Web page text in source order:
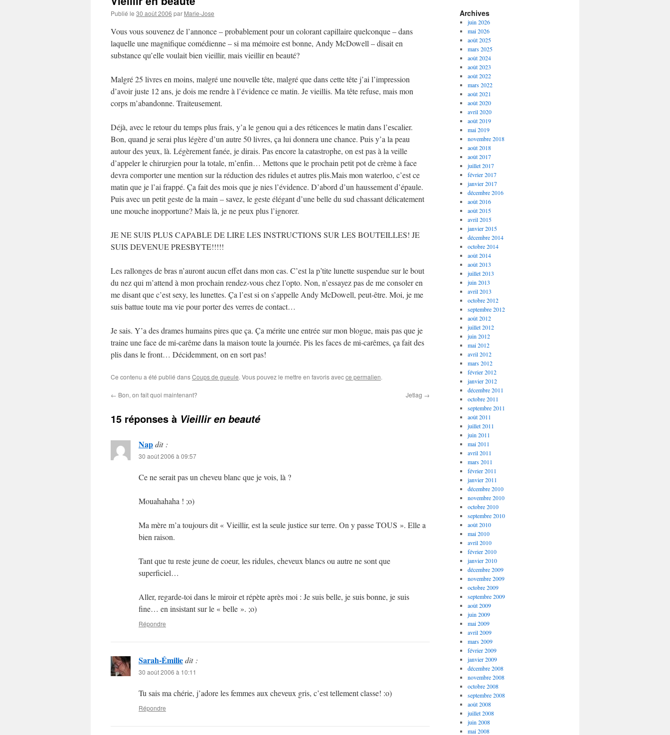
Publié le 30 août 2006 par Marie-Jose
Vous vous souvenez de l’annonce – probablement pour un colorant capillaire quelconque – dans
laquelle une magnifique comédienne – si ma mémoire est bonne, Andy McDowell – disait en
substance qu’elle voulait bien vieillir, mais vieillir en beauté?
Malgré 25 livres en moins, malgré une nouvelle tête, malgré que dans cette tête j’ai l’impression
d’avoir juste 12 ans, je dois me rendre à l’évidence ce matin. Je vieillis. Ma tête refuse, mais mon
corps m’abandonne. Traiteusement.
Déjà, avec le retour du temps plus frais, y’a le genou qui a des réticences le matin dans l’escalier.
Bon, quand je serai plus légère d’un autre 50 livres, ça lui donnera une chance. Puis y’a la peau
autour des yeux, là. Légèrement fanée, je dirais. Pas encore la catastrophe, on est pas à la veille
d’appeler le chirurgien pour la totale, m’enfin… Mettons que le prochain petit pot de crème à face
devra comporter une mention sur la réduction des ridules et autres plis.Mais mon waterloo, c’est ce
matin que je l’ai frappé. Ça fait des mois que je nies l’évidence. D’abord d’un haussement d’épaule.
Puis avec un petit geste de la main – savez, le geste élégant d’une belle du sud chassant délicatement
une mouche inopportune? Mais là, je ne peux plus l’ignorer.
JE NE SUIS PLUS CAPABLE DE LIRE LES INSTRUCTIONS SUR LES BOUTEILLES! JE
SUIS DEVENUE PRESBYTE!!!!!
Les rallonges de bras n’auront aucun effet dans mon cas. C’est la p’tite lunette suspendue sur le bout
du nez qui m’attend à mon prochain rendez-vous chez l’opto. Non, n’essayez pas de me consoler en
me disant que c’est sexy, les lunettes. Ça l’est si on s’appelle Andy McDowell, peut-être. Moi, je me
suis battue toute ma vie pour porter des verres de contact…
Je sais. Y’a des drames humains pires que ça. Ça mérite une entrée sur mon blogue, mais pas que je
traine une face de mi-carême dans la maison toute la journée. Pis les faces de mi-carêmes, ça fait des
plis dans le front… Décidemment, on en sort pas!
Ce contenu a été publié dansCoups de gueule. Vous pouvez le mettre en favoris avecce permalien.
← Bon, on fait quoi maintenant? Jetlag →
15 réponses à Vieillir en beauté
Napdit :
30 août 2006 à 09:57
Ce ne serait pas un cheveu blanc que je vois, là ?
Mouahahaha ! ;o)
Ma mère m’a toujours dit « Vieillir, est la seule justice sur terre. On y passe TOUS ». Elle a
bien raison.
Tant que tu reste jeune de coeur, les ridules, cheveux blancs ou autre ne sont que
superficiel…
Aller, regarde-toi dans le miroir et répète après moi : Je suis belle, je suis bonne, je suis
fine… en insistant sur le « belle ». ;o)
Répondre
Sarah-Émiliedit :
30 août 2006 à 10:11
Tu sais ma chérie, j’adore les femmes aux cheveux gris, c’est tellement classe! :o)
Répondre
Archives
juin 2026
mai 2026
août 2025
mars 2025
août 2024
août 2023
août 2022
mars 2022
août 2021
août 2020
avril 2020
août 2019
mai 2019
novembre 2018
août 2018
août 2017
juillet 2017
février 2017
janvier 2017
décembre 2016
août 2016
août 2015
avril 2015
janvier 2015
décembre 2014
octobre 2014
août 2014
août 2013
juillet 2013
juin 2013
avril 2013
octobre 2012
septembre 2012
août 2012
juillet 2012
juin 2012
mai 2012
avril 2012
mars 2012
février 2012
janvier 2012
décembre 2011
octobre 2011
septembre 2011
août 2011
juillet 2011
juin 2011
mai 2011
avril 2011
mars 2011
février 2011
janvier 2011
décembre 2010
novembre 2010
octobre 2010
septembre 2010
août 2010
mai 2010
avril 2010
février 2010
janvier 2010
décembre 2009
novembre 2009
octobre 2009
septembre 2009
août 2009
juin 2009
mai 2009
avril 2009
mars 2009
février 2009
janvier 2009
décembre 2008
novembre 2008
octobre 2008
septembre 2008
août 2008
juillet 2008
juin 2008
mai 2008